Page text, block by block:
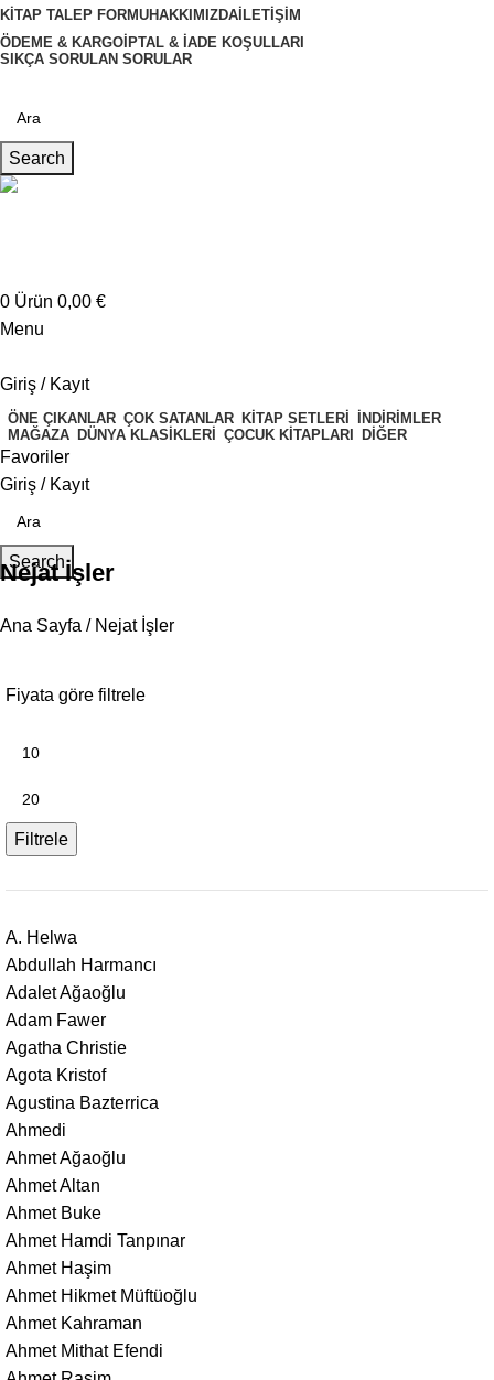
KITAP TALEP FORMUHAKKIMIZDA İLETIŞIM
ÖDEME & KARGO İPTAL & İADE KOŞULLARI
SIKÇA SORULAN SORULAR
Search
0 Ürün 0,00 €
Menu
Giriş / Kayıt
ÖNE ÇIKANLAR ÇOK SATANLAR KITAP SETLERI İNDIRIMLER
MAĞAZA DÜNYA KLASIKLERI ÇOCUK KITAPLARI DIĞER
Favoriler
Giriş / Kayıt
Search
Nejat İşler
Ana Sayfa Nejat İşler
Fiyata göre filtrele
Filtrele
A. Helwa
Abdullah Harmancı
Adalet Ağaoğlu
Adam Fawer
Agatha Christie
Agota Kristof
Agustina Bazterrica
Ahmedi
Ahmet Ağaoğlu
Ahmet Altan
Ahmet Buke
Ahmet Hamdi Tanpınar
Ahmet Haşim
Ahmet Hikmet Müftüoğlu
Ahmet Kahraman
Ahmet Mithat Efendi